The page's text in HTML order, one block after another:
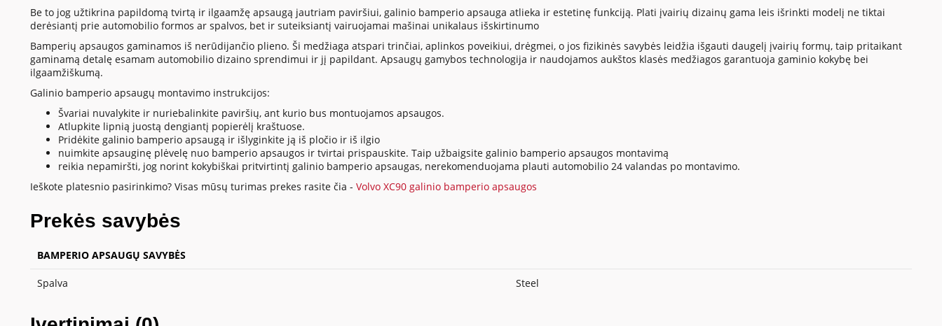
Be to jog užtikrina papildomą tvirtą ir ilgaamžę apsaugą jautriam paviršiui, galinio bamperio apsauga atlieka ir estetinę funkciją. Plati įvairių dizainų gama leis išrinkti modelį ne tiktai
derėsiantį prie automobilio formos ar spalvos, bet ir suteiksiantį vairuojamai mašinai unikalaus išskirtinumo
Bamperių apsaugos gaminamos iš nerūdijančio plieno. Ši medžiaga atspari trinčiai, aplinkos poveikiui, drėgmei, o jos fizikinės savybės leidžia išgauti daugelį įvairių formų, taip pritaikant
gaminamą detalę esamam automobilio dizaino sprendimui ir jį papildant. Apsaugų gamybos technologija ir naudojamos aukštos klasės medžiagos garantuoja gaminio kokybę bei
ilgaamžiškumą.
Galinio bamperio apsaugų montavimo instrukcijos:
Švariai nuvalykite ir nuriebalinkite paviršių, ant kurio bus montuojamos apsaugos.
Atlupkite lipnią juostą dengiantį popierėlį kraštuose.
Pridėkite galinio bamperio apsaugą ir išlyginkite ją iš pločio ir iš ilgio
nuimkite apsauginę plėvelę nuo bamperio apsaugos ir tvirtai prispauskite. Taip užbaigsite galinio bamperio apsaugos montavimą
reikia nepamiršti, jog norint kokybiškai pritvirtintį galinio bamperio apsaugas, nerekomenduojama plauti automobilio 24 valandas po montavimo.
Ieškote platesnio pasirinkimo? Visas mūsų turimas prekes rasite čia - Volvo XC90 galinio bamperio apsaugos
Prekės savybės
BAMPERIO APSAUGŲ SAVYBĖS
Spalva Steel